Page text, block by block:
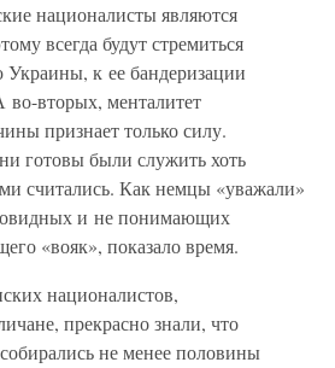
националисты являются
всегда будут стремиться
Украины, к ее бандеризации
вторых, менталитет
признает только силу.
готовы были служить хоть
считались. Как немцы «уважали»
и не понимающих
«вояк», показало время.
националистов,
прекрасно знали, что
не менее половины